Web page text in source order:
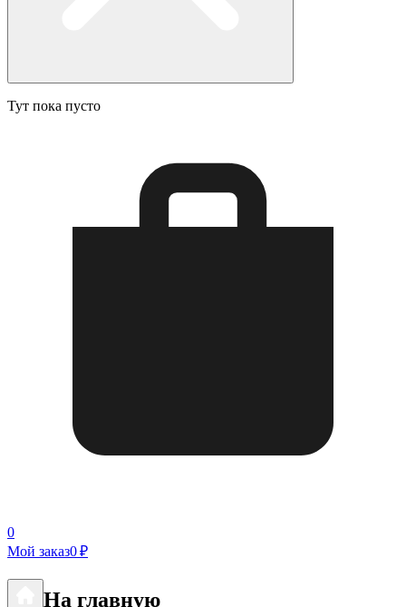
Тут пока пусто
0
Мой заказ0 ₽
На главную